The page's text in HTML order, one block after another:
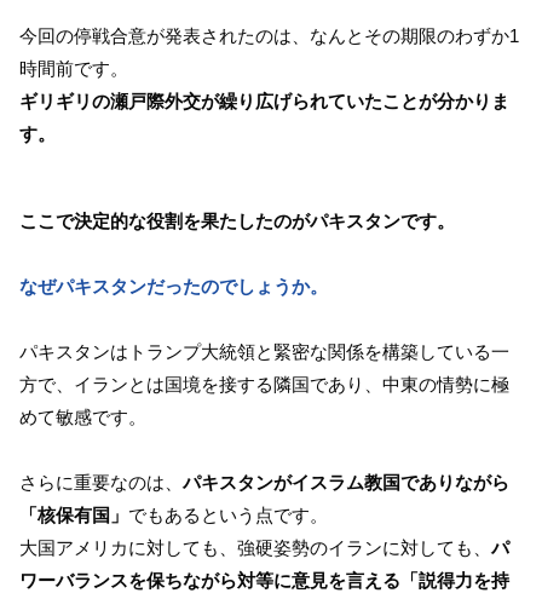
今回の停戦合意が発表されたのは、なんとその期限のわずか1
時間前です。
ギリギリの瀬戸際外交が繰り広げられていたことが分かりま
す。
ここで決定的な役割を果たしたのがパキスタンです。
なぜパキスタンだったのでしょうか。
パキスタンはトランプ大統領と緊密な関係を構築している一
方で、イランとは国境を接する隣国であり、中東の情勢に極
めて敏感です。
さらに重要なのは、パキスタンがイスラム教国でありながら
「核保有国」 でもあるという点です。
大国アメリカに対しても、強硬姿勢のイランに対しても、パ
ワーバランスを保ちながら対等に意見を言える「説得力を持